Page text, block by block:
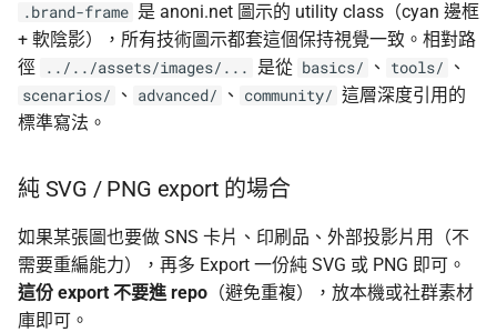
.brand-frame 是 anoni.net 圖示的 utility class（cyan 邊框
+ 軟陰影），所有技術圖示都套這個保持視覺一致。相對路
徑
../../assets/images/... 是從 basics/ 、 tools/ 、
scenarios/ 、 advanced/ 、 community/ 這層深度引用的
標準寫法。
純 SVG / PNG export 的場合
如果某張圖也要做 SNS 卡片、印刷品、外部投影片用（不
需要重編能力），再多 Export 一份純 SVG 或 PNG 即可。
這份 export 不要進 repo （避免重複），放本機或社群素材
庫即可。